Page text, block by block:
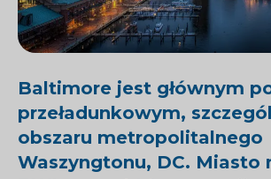
Baltimore jest głównym
przeładunkowym,
obszaru metropolitalnego
Waszyngtonu, DC. Miasto